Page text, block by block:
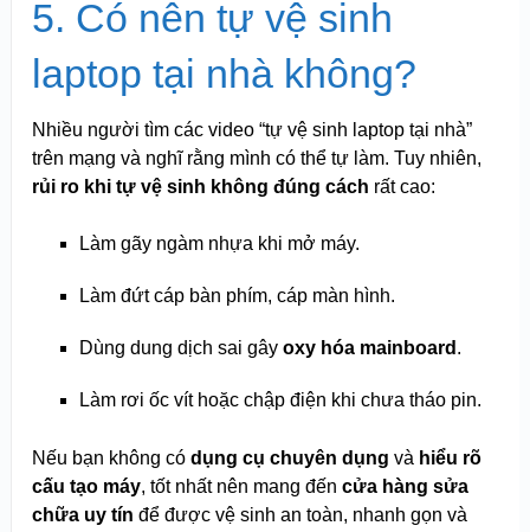
5. Có nên tự vệ sinh
laptop tại nhà không?
Nhiều người tìm các video “tự vệ sinh laptop tại nhà”
trên mạng và nghĩ rằng mình có thể tự làm. Tuy nhiên,
rủi ro khi tự vệ sinh không đúng cách rất cao:
Làm gãy ngàm nhựa khi mở máy.
Làm đứt cáp bàn phím, cáp màn hình.
Dùng dung dịch sai gây oxy hóa mainboard .
Làm rơi ốc vít hoặc chập điện khi chưa tháo pin.
Nếu bạn không có dụng cụ chuyên dụng và hiểu rõ
cấu tạo máy, tốt nhất nên mang đến cửa hàng sửa
chữa uy tín để được vệ sinh an toàn, nhanh gọn và